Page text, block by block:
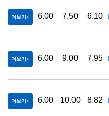
더보기 6.00 7.50 6.10
더보기 6.00 9.00 7.95
더보기 6.00 10.00 8.82